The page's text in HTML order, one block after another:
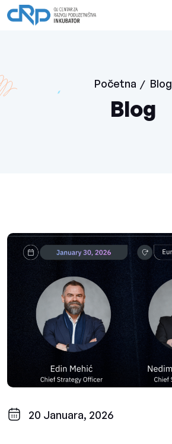
Početna / Blog
Blog
20 Januara, 2026